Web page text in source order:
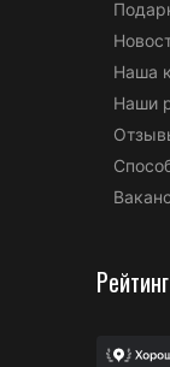
Наша
Наши